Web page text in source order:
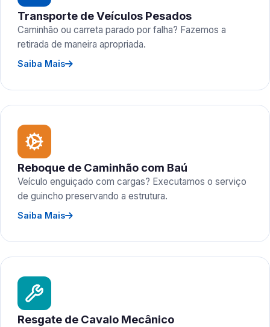
Transporte de Veículos Pesados
Caminhão ou carreta parado por falha? Fazemos a
retirada de maneira apropriada.
Saiba Mais
Reboque de Caminhão com Baú
Veículo enguiçado com cargas? Executamos o serviço
de guincho preservando a estrutura.
Saiba Mais
Resgate de Cavalo Mecânico